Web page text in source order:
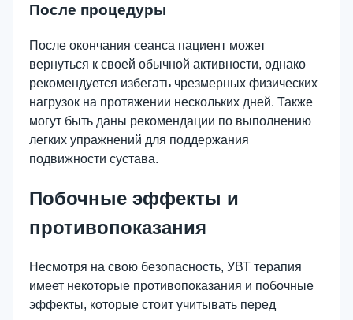
После процедуры
После окончания сеанса пациент может
вернуться к своей обычной активности, однако
рекомендуется избегать чрезмерных физических
нагрузок на протяжении нескольких дней. Также
могут быть даны рекомендации по выполнению
легких упражнений для поддержания
подвижности сустава.
Побочные эффекты и
противопоказания
Несмотря на свою безопасность, УВТ терапия
имеет некоторые противопоказания и побочные
эффекты, которые стоит учитывать перед